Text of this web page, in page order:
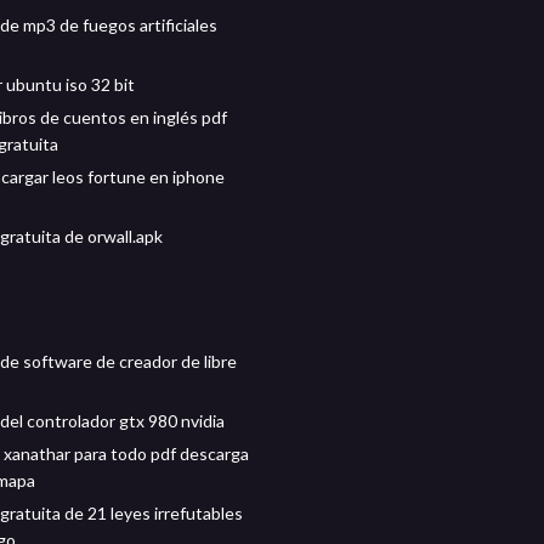
mp3 de fuegos artificiales
ubuntu iso 32 bit
de cuentos en inglés pdf
leos fortune en iphone
de orwall.apk
software de creador de libre
controlador gtx 980 nvidia
xanathar para todo pdf descarga
de 21 leyes irrefutables